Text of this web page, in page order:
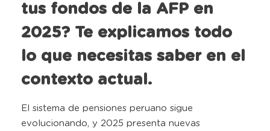
tus fondos de la AFP en
2025? Te explicamos todo
lo que necesitas saber en el
contexto actual.
El sistema de pensiones peruano sigue
evolucionando, y 2025 presenta nuevas